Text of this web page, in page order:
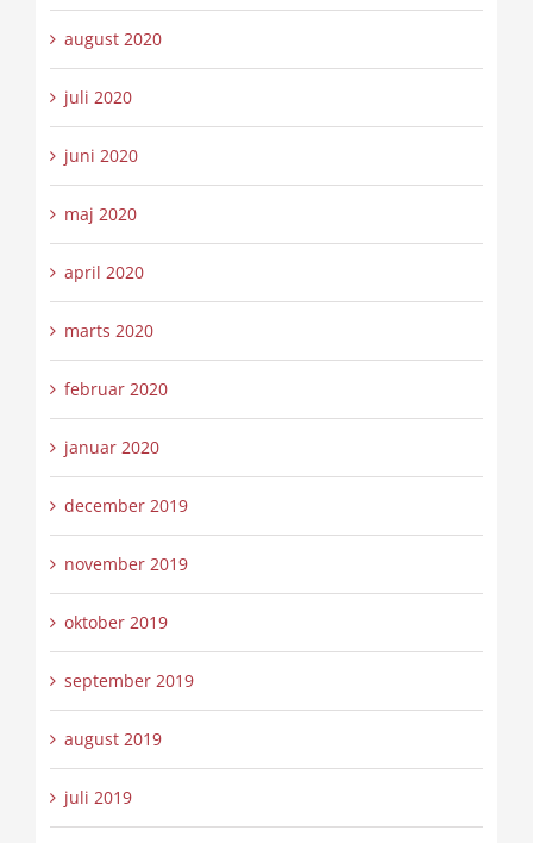
august 2020
juli 2020
juni 2020
maj 2020
april 2020
marts 2020
februar 2020
januar 2020
december 2019
november 2019
oktober 2019
september 2019
august 2019
juli 2019